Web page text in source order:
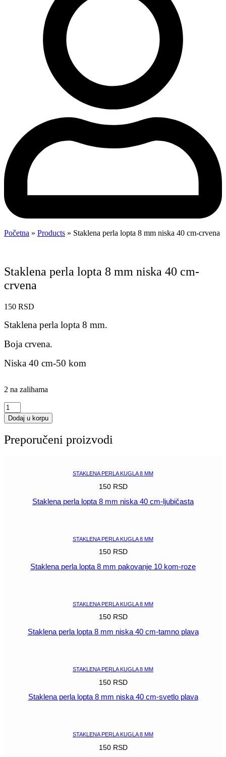
Početna » Products » Staklena perla lopta 8 mm niska 40 cm-crvena
Staklena perla lopta 8 mm niska 40 cm-
crvena
150 RSD
Staklena perla lopta 8 mm.
Boja crvena.
Niska 40 cm-50 kom
2 na zalihama
Staklena
perla
lopta
mm
Dodaj u korpu
Preporučeni proizvodi
STAKLENA PERLA KUGLA 8 MM
150 RSD
Staklena perla lopta 8 mm niska 40 cm-ljubičasta
STAKLENA PERLA KUGLA 8 MM
150 RSD
Staklena perla lopta 8 mm pakovanje 10 kom-roze
STAKLENA PERLA KUGLA 8 MM
150 RSD
Staklena perla lopta 8 mm niska 40 cm-tamno plava
STAKLENA PERLA KUGLA 8 MM
150 RSD
Staklena perla lopta 8 mm niska 40 cm-svetlo plava
STAKLENA PERLA KUGLA 8 MM
150 RSD